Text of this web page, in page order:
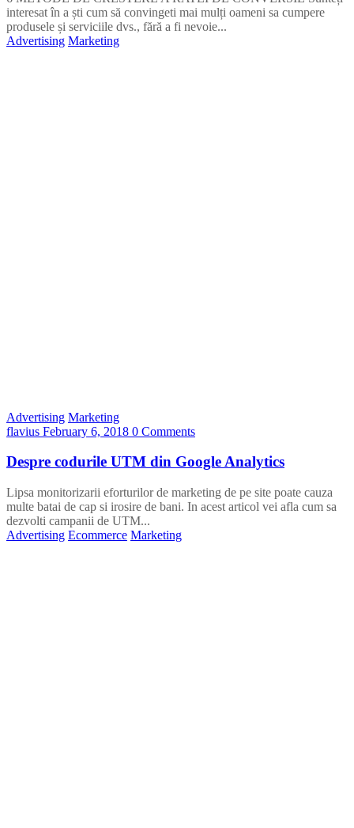
interesat în a ști cum să convingeti mai mulți oameni sa cumpere
produsele și serviciile dvs., fără a fi nevoie...
Advertising Marketing
Advertising Marketing
flavius February 6, 2018 0 Comments
Despre codurile UTM din Google Analytics
Lipsa monitorizarii eforturilor de marketing de pe site poate cauza
multe batai de cap si irosire de bani. In acest articol vei afla cum sa
dezvolti campanii de UTM...
Advertising Ecommerce Marketing